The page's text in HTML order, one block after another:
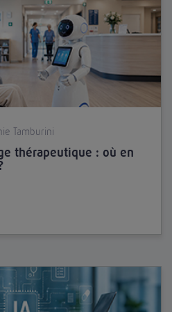
Tamburini
thérapeutique : où en